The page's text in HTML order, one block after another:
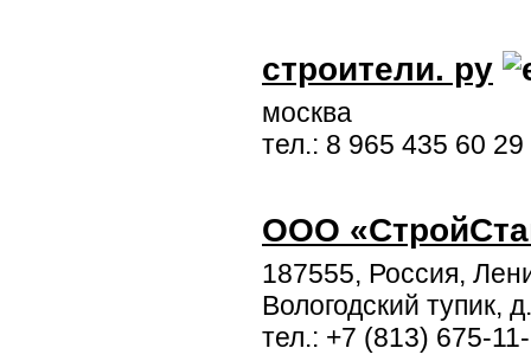
строители. ру
москва
тел.: 8 965 435 60 29
ООО
187555, Россия,
Вологодский тупик,
тел.: +7 (813) 675-